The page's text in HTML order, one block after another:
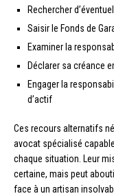
Rechercher
Saisir le Fonds de
Examiner la
Déclarer sa créance
Engager la
d’actif
Ces recours alternatifs
avocat spécialisé
chaque situation. Leur
certaine, mais peut
face à un artisan